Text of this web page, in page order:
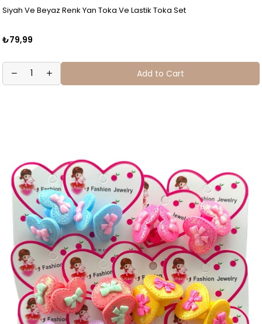
Siyah Ve Beyaz Renk Yan Toka Ve Lastik Toka Set
₺79,99
Add to Cart